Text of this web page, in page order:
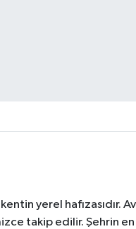
yerel hafızasıdır.
takip edilir. Şehrin